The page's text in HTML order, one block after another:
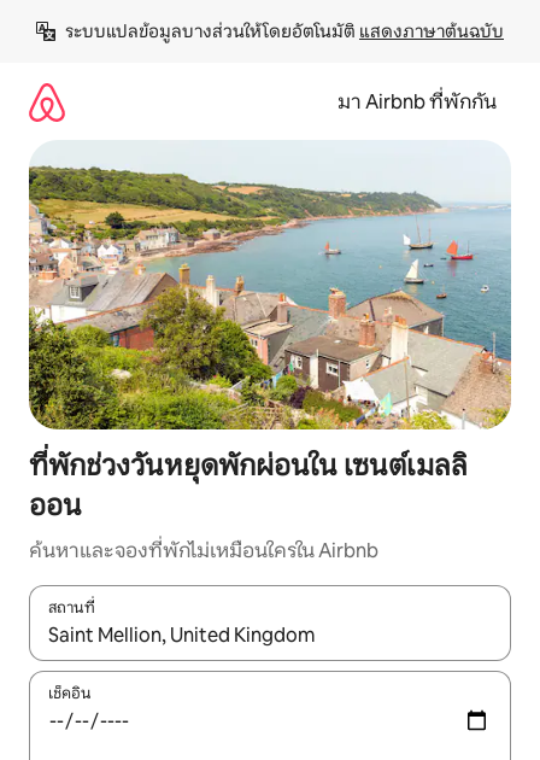
เนื้อหา
ระบบแปลข้อมูลบางส่วนให้โดยอัตโนมัติ แสดงภาษาต้นฉบับ
มา Airbnb ที่พักกัน
ที่พักช่วงวันหยุดพักผ่อนใน เซนต์เมลลิ
ออน
ค้นหาและจองที่พักไม่เหมือนใครใน Airbnb
สถานที่
ใช้ลูกศรขึ้นลง หรือใช้การสัมผัสหรือปัด เพื่อสำรวจผลการค้นหา
เช็คอิน